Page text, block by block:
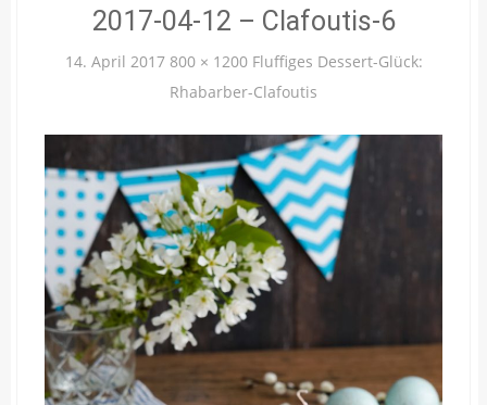
2017-04-12 – Clafoutis-6
14. April 2017 800 × 1200 Fluffiges Dessert-Glück:
Rhabarber-Clafoutis